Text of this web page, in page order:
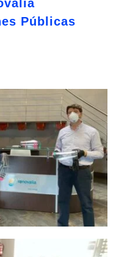
Públicas